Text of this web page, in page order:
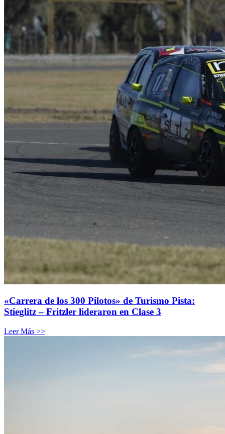
«Carrera de los 300 Pilotos» de Turismo Pista:
Stieglitz – Fritzler lideraron en Clase 3
Leer Más >>